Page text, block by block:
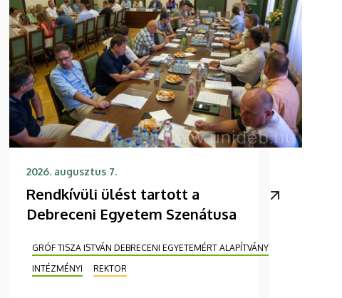
2026. augusztus 7.
Rendkívüli ülést tartott a
Debreceni Egyetem Szenátusa
GRÓF TISZA ISTVÁN DEBRECENI EGYETEMÉRT ALAPÍTVÁNY
INTÉZMÉNYI
REKTOR